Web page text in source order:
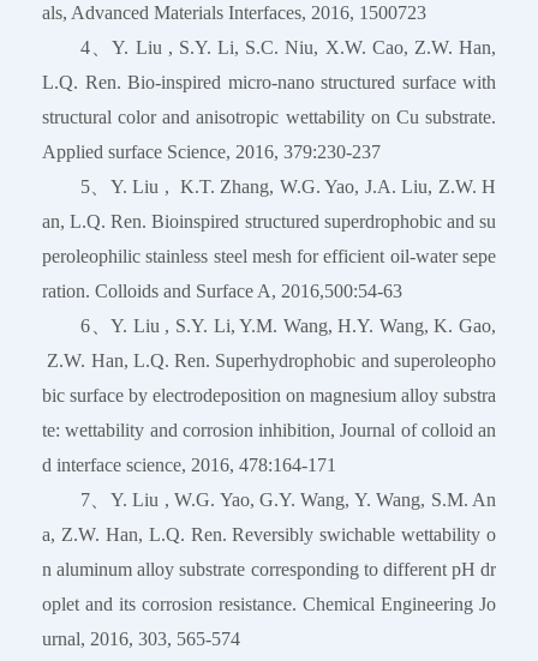
als, Advanced Materials Interfaces, 2016, 1500723
4、Y. Liu , S.Y. Li, S.C. Niu, X.W. Cao, Z.W. Han,
L.Q. Ren. Bio-inspired micro-nano structured surface with
structural color and anisotropic wettability on Cu substrate.
Applied surface Science, 2016, 379:230-237
5、Y. Liu , K.T. Zhang, W.G. Yao, J.A. Liu, Z.W. H
an, L.Q. Ren. Bioinspired structured superdrophobic and su
peroleophilic stainless steel mesh for efficient oil-water sepe
ration. Colloids and Surface A, 2016,500:54-63
6、Y. Liu , S.Y. Li, Y.M. Wang, H.Y. Wang, K. Gao,
Z.W. Han, L.Q. Ren. Superhydrophobic and superoleopho
bic surface by electrodeposition on magnesium alloy substra
te: wettability and corrosion inhibition, Journal of colloid an
d interface science, 2016, 478:164-171
7、Y. Liu , W.G. Yao, G.Y. Wang, Y. Wang, S.M. An
a, Z.W. Han, L.Q. Ren. Reversibly swichable wettability o
n aluminum alloy substrate corresponding to different pH dr
oplet and its corrosion resistance. Chemical Engineering Jo
urnal, 2016, 303, 565-574